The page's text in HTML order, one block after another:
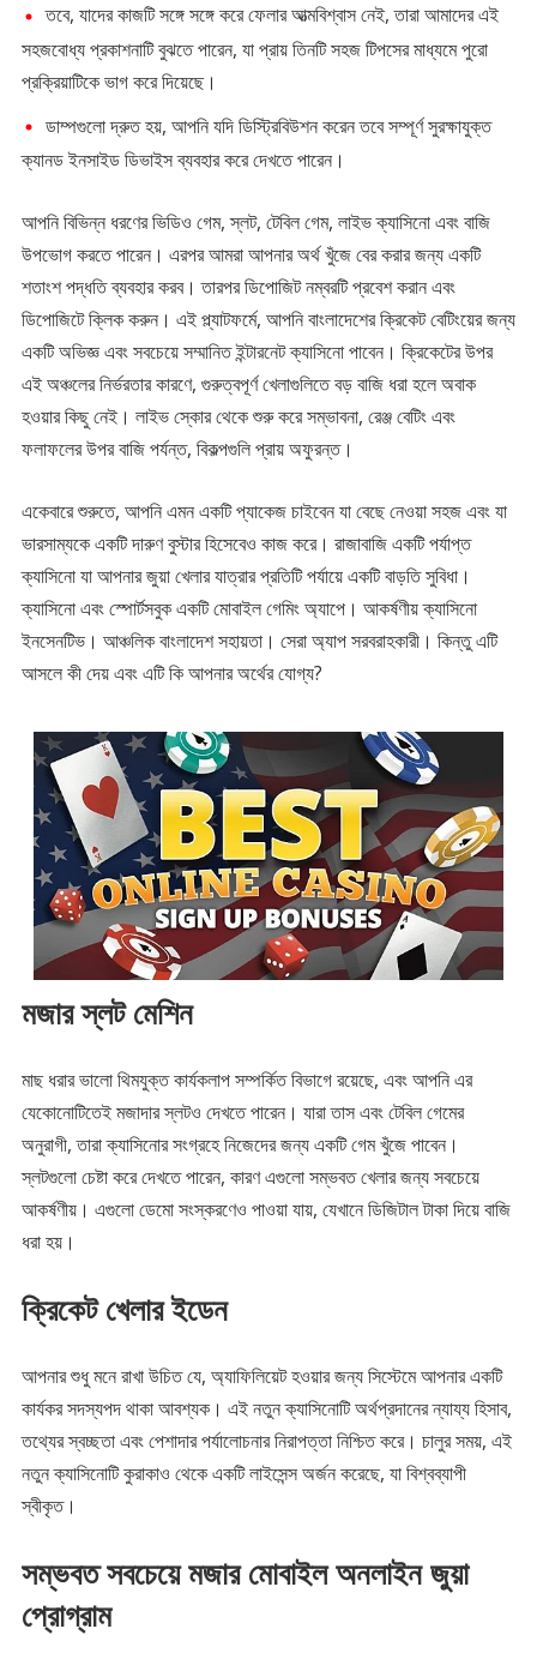
তবে, যাদের কাজটি সঙ্গে সঙ্গে করে ফেলার আত্মবিশ্বাস নেই, তারা আমাদের এই
সহজবোধ্য প্রকাশনাটি বুঝতে পারেন, যা প্রায় তিনটি সহজ টিপসের মাধ্যমে পুরো
প্রক্রিয়াটিকে ভাগ করে দিয়েছে।
ডাম্পগুলো দ্রুত হয়, আপনি যদি ডিস্ট্রিবিউশন করেন তবে সম্পূর্ণ সুরক্ষাযুক্ত
ক্যানড ইনসাইড ডিভাইস ব্যবহার করে দেখতে পারেন।
আপনি বিভিন্ন ধরণের ভিডিও গেম, স্লট, টেবিল গেম, লাইভ ক্যাসিনো এবং বাজি
উপভোগ করতে পারেন। এরপর আমরা আপনার অর্থ খুঁজে বের করার জন্য একটি
শতাংশ পদ্ধতি ব্যবহার করব। তারপর ডিপোজিট নম্বরটি প্রবেশ করান এবং
ডিপোজিটে ক্লিক করুন। এই প্ল্যাটফর্মে, আপনি বাংলাদেশের ক্রিকেট বেটিংয়ের জন্য
একটি অভিজ্ঞ এবং সবচেয়ে সম্মানিত ইন্টারনেট ক্যাসিনো পাবেন। ক্রিকেটের উপর
এই অঞ্চলের নির্ভরতার কারণে, গুরুত্বপূর্ণ খেলাগুলিতে বড় বাজি ধরা হলে অবাক
হওয়ার কিছু নেই। লাইভ স্কোর থেকে শুরু করে সম্ভাবনা, রেঞ্জ বেটিং এবং
ফলাফলের উপর বাজি পর্যন্ত, বিকল্পগুলি প্রায় অফুরন্ত।
একেবারে শুরুতে, আপনি এমন একটি প্যাকেজ চাইবেন যা বেছে নেওয়া সহজ এবং যা
ভারসাম্যকে একটি দারুণ বুস্টার হিসেবেও কাজ করে। রাজাবাজি একটি পর্যাপ্ত
ক্যাসিনো যা আপনার জুয়া খেলার যাত্রার প্রতিটি পর্যায়ে একটি বাড়তি সুবিধা।
ক্যাসিনো এবং স্পোর্টসবুক একটি মোবাইল গেমিং অ্যাপে। আকর্ষণীয় ক্যাসিনো
ইনসেনটিভ। আঞ্চলিক বাংলাদেশ সহায়তা। সেরা অ্যাপ সরবরাহকারী। কিন্তু এটি
আসলে কী দেয় এবং এটি কি আপনার অর্থের যোগ্য?
মজার স্লট মেশিন
মাছ ধরার ভালো থিমযুক্ত কার্যকলাপ সম্পর্কিত বিভাগে রয়েছে, এবং আপনি এর
যেকোনোটিতেই মজাদার স্লটও দেখতে পারেন। যারা তাস এবং টেবিল গেমের
অনুরাগী, তারা ক্যাসিনোর সংগ্রহে নিজেদের জন্য একটি গেম খুঁজে পাবেন।
স্লটগুলো চেষ্টা করে দেখতে পারেন, কারণ এগুলো সম্ভবত খেলার জন্য সবচেয়ে
আকর্ষণীয়। এগুলো ডেমো সংস্করণেও পাওয়া যায়, যেখানে ডিজিটাল টাকা দিয়ে বাজি
ধরা হয়।
ক্রিকেট খেলার ইডেন
আপনার শুধু মনে রাখা উচিত যে, অ্যাফিলিয়েট হওয়ার জন্য সিস্টেমে আপনার একটি
কার্যকর সদস্যপদ থাকা আবশ্যক। এই নতুন ক্যাসিনোটি অর্থপ্রদানের ন্যায্য হিসাব,
​​তথ্যের স্বচ্ছতা এবং পেশাদার পর্যালোচনার নিরাপত্তা নিশ্চিত করে। চালুর সময়, এই
নতুন ক্যাসিনোটি কুরাকাও থেকে একটি লাইসেন্স অর্জন করেছে, যা বিশ্বব্যাপী
স্বীকৃত।
সম্ভবত সবচেয়ে মজার মোবাইল অনলাইন জুয়া
প্রোগ্রাম